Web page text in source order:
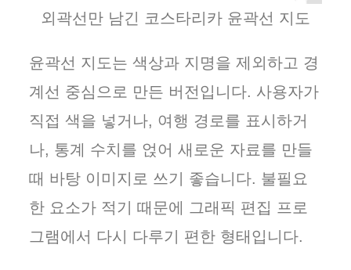
외곽선만 남긴 코스타리카 윤곽선 지도
윤곽선 지도는 색상과 지명을 제외하고 경
계선 중심으로 만든 버전입니다. 사용자가
직접 색을 넣거나, 여행 경로를 표시하거
나, 통계 수치를 얹어 새로운 자료를 만들
때 바탕 이미지로 쓰기 좋습니다. 불필요
한 요소가 적기 때문에 그래픽 편집 프로
그램에서 다시 다루기 편한 형태입니다.